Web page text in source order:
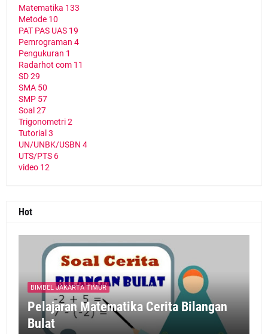
Matematika 133
Metode 10
PAT PAS UAS 19
Pemrograman 4
Pengukuran 1
Radarhot com 11
SD29
SMA 50
SMP 57
Soal 27
Trigonometri2
Tutorial 3
UN/UNBK/USBN 4
UTS/PTS 6
video 12
Hot
BIMBEL JAKARTA TIMUR
Pelajaran Matematika Cerita Bilangan
Bulat